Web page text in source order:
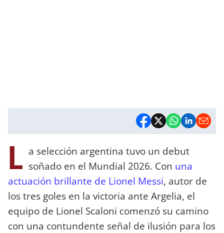
L a selección argentina tuvo un debut
soñado en el Mundial 2026. Con una
actuación brillante de Lionel Messi, autor de
los tres goles en la victoria ante Argelia, el
equipo de Lionel Scaloni comenzó su camino
con una contundente señal de ilusión para los